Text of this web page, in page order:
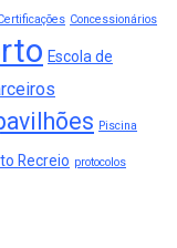
Concessionários
Escola de
Piscina
Recreio protocolos